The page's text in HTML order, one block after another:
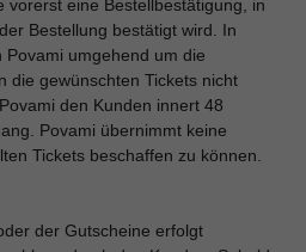
vorerst eine Bestellbestätigung, in
Bestellung bestätigt wird. In
umgehend um die
die gewünschten Tickets nicht
den Kunden innert 48
Povami übernimmt keine
Tickets beschaffen zu können.
der Gutscheine erfolgt